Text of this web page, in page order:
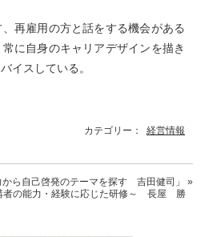
再雇用の方と話をする機会がある
に自身のキャリアデザインを描き
イスしている。
カテゴリー： 経営情報
から自己啓発のテーマを探す 吉田健司」
»
者の能力・経験に応じた研修～ 長屋 勝